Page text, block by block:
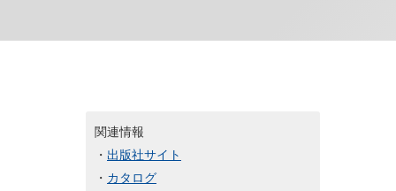
関連情報
・ 出版社サイト
・ カタログ